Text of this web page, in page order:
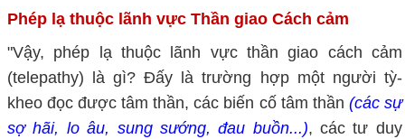
Phép lạ thuộc lãnh vực Thần giao Cách cảm
"Vậy, phép lạ thuộc lãnh vực thần giao cách cảm
(telepathy) là gì? Đấy là trường hợp một người tỳ-
kheo đọc được tâm thần, các biến cố tâm thần (các sự
sợ hãi, lo âu, sung sướng, đau buồn...), các tư duy